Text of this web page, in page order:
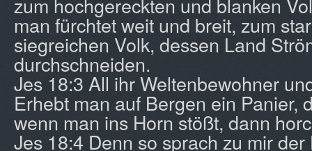
man fürchtet weit und breit, zum
siegreichen Volk, dessen Land
durchschneiden.
Jes 18:3 All ihr Weltenbewohner
Erhebt man auf Bergen ein Panier,
wenn man ins Horn stößt, dann
Jes 18:4 Denn so sprach zu mir